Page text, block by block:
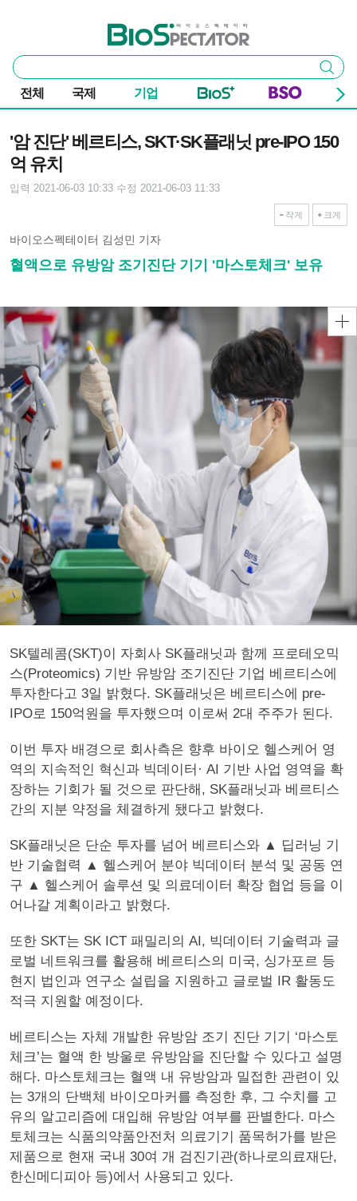
바이오스펙테이터
통
합
검
색
검색
전체 국제 기업
'암 진단' 베르티스, SKT·SK플래닛 pre-IPO 150
억 유치
입력 2021-06-03 10:33 수정 2021-06-03 11:33
작게 크게
바이오스펙테이터 김성민 기자
혈액으로 유방암 조기진단 기기 '마스토체크' 보유
SK텔레콤(SKT)이 자회사 SK플래닛과 함께 프로테오믹
스(Proteomics) 기반 유방암 조기진단 기업 베르티스에
투자한다고 3일 밝혔다. SK플래닛은 베르티스에 pre-
IPO로 150억원을 투자했으며 이로써 2대 주주가 된다.
이번 투자 배경으로 회사측은 향후 바이오 헬스케어 영
역의 지속적인 혁신과 빅데이터· AI 기반 사업 영역을 확
장하는 기회가 될 것으로 판단해, SK플래닛과 베르티스
간의 지분 약정을 체결하게 됐다고 밝혔다.
SK플래닛은 단순 투자를 넘어 베르티스와 ▲ 딥러닝 기
반 기술협력 ▲ 헬스케어 분야 빅데이터 분석 및 공동 연
구 ▲ 헬스케어 솔루션 및 의료데이터 확장 협업 등을 이
어나갈 계획이라고 밝혔다.
또한 SKT는 SK ICT 패밀리의 AI, 빅데이터 기술력과 글
로벌 네트워크를 활용해 베르티스의 미국, 싱가포르 등
현지 법인과 연구소 설립을 지원하고 글로벌 IR 활동도
적극 지원할 예정이다.
베르티스는 자체 개발한 유방암 조기 진단 기기 ‘마스토
체크’는 혈액 한 방울로 유방암을 진단할 수 있다고 설명
해다. 마스토체크는 혈액 내 유방암과 밀접한 관련이 있
는 3개의 단백체 바이오마커를 측정한 후, 그 수치를 고
유의 알고리즘에 대입해 유방암 여부를 판별한다. 마스
토체크는 식품의약품안전처 의료기기 품목허가를 받은
제품으로 현재 국내 30여 개 검진기관(하나로의료재단,
한신메디피아 등)에서 사용되고 있다.